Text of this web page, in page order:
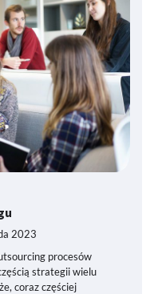
2023
procesów
strategii wielu
coraz częściej